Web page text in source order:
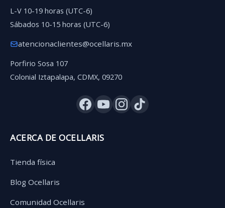
L-V 10-19 horas (UTC-6)
Sábados 10-15 horas (UTC-6)
atencionaclientes@ocellaris.mx
Porfirio Sosa 107
Colonial Iztapalapa, CDMX, 09270
ACERCA DE OCELLARIS
Tienda física
Blog Ocellaris
Comunidad Ocellaris